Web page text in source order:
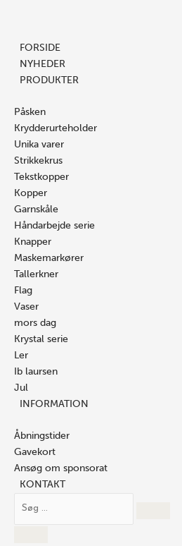
FORSIDE
NYHEDER
PRODUKTER
Påsken
Krydderurteholder
Unika varer
Strikkekrus
Tekstkopper
Kopper
Garnskåle
Håndarbejde serie
Knapper
Maskemarkører
Tallerkner
Flag
Vaser
mors dag
Krystal serie
Ler
Ib laursen
Jul
INFORMATION
Åbningstider
Gavekort
Ansøg om sponsorat
KONTAKT